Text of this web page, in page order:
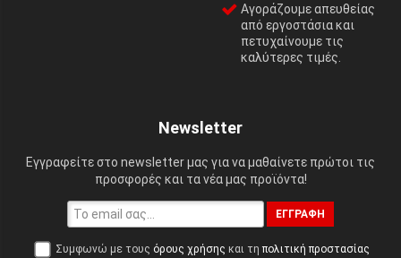
Αγοράζουμε απευθείας
από εργοστάσια και
πετυχαίνουμε τις
καλύτερες τιμές.
Newsletter
Εγγραφείτε στο newsletter μας για να μαθαίνετε πρώτοι τις
προσφορές και τα νέα μας προϊόντα!
ΕΓΓΡΑΦΉ
Συμφωνώ με τους όρους χρήσης και τη πολιτική προστασίας